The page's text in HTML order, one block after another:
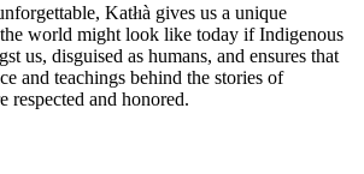
Katłıà gives us a unique
world might look like today if Indigenous
us, disguised as humans, and ensures that
and teachings behind the stories of
respected and honored.